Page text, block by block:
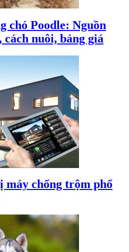
chó Poodle: Nguồn
cách nuôi, bảng giá
máy chống trộm phổ